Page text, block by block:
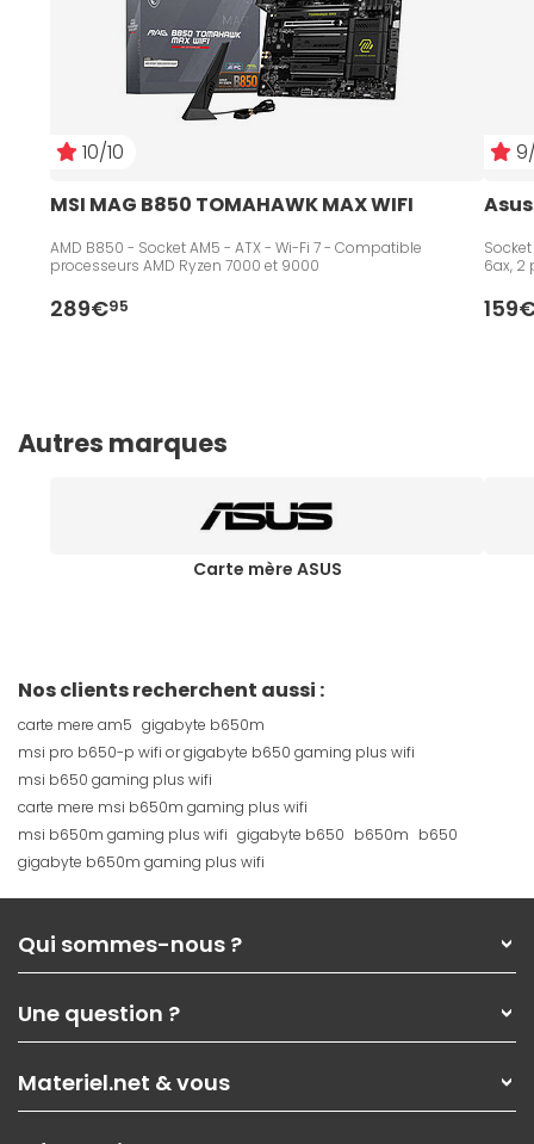
10/10
MSI MAG B850 TOMAHAWK MAX WIFI
AMD B850 - Socket AM5 - ATX - Wi-Fi 7 - Compatible
processeurs AMD Ryzen 7000 et 9000
289€95
6ax, 2
Autres marques
Carte mère ASUS
Nos clients recherchent aussi :
carte mere am5 gigabyte b650m
msi pro b650-p wifi or gigabyte b650 gaming plus wifi
msi b650 gaming plus wifi
carte mere msi b650m gaming plus wifi
msi b650m gaming plus wifi gigabyte b650 b650m b650
gigabyte b650m gaming plus wifi
Qui sommes-nous ?
Nos services
Les magasins Materiel.net
Nos solutions pour les pros
Contactez-nous
Une question ?
Paiement, livraison
Garanties,Pack Zen
Materiel.net & vous